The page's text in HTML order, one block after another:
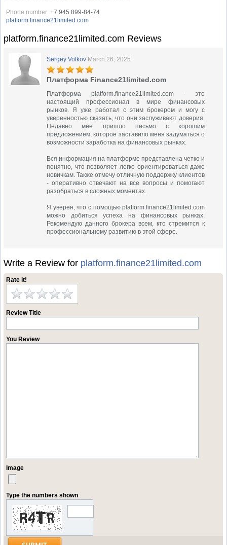
Phone number: +7 945 899-84-74
platform.finance21limited.com
platform.finance21limited.com Reviews
Sergey Volkov March 26, 2025
Платформа Finance21limited.com
Платформа platform.finance21limited.com - это
настоящий профессионал в мире финансовых
рынков. Я уже работал с этим брокером и могу с
уверенностью сказать, что они заслуживают доверия.
Недавно мне пришло письмо с хорошим
предложением, которое заставило меня задуматься о
возможности заработка на финансовых рынках.
Вся информация на платформе представлена четко и
понятно, что позволяет легко ориентироваться даже
новичкам. Также отмечу отличную поддержку клиентов
- оперативно отвечают на все вопросы и помогают
разобраться в сложных моментах.
Я уверен, что с помощью platform.finance21limited.com
можно добиться успеха на финансовых рынках.
Рекомендую данного брокера всем, кто стремится к
профессиональному развитию в этой сфере.
Write a Review for platform.finance21limited.com
Rate it!
Review Title
You Review
Image
Type the numbers shown